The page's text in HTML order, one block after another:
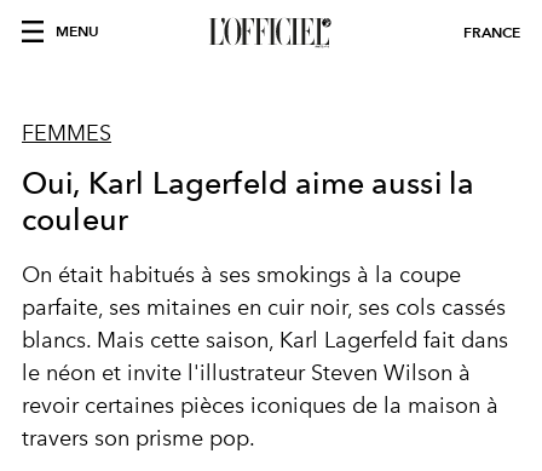
MENU FRANCE
FEMMES
Oui, Karl Lagerfeld aime aussi la
couleur
On était habitués à ses smokings à la coupe
parfaite, ses mitaines en cuir noir, ses cols cassés
blancs. Mais cette saison, Karl Lagerfeld fait dans
le néon et invite l'illustrateur Steven Wilson à
revoir certaines pièces iconiques de la maison à
travers son prisme pop.